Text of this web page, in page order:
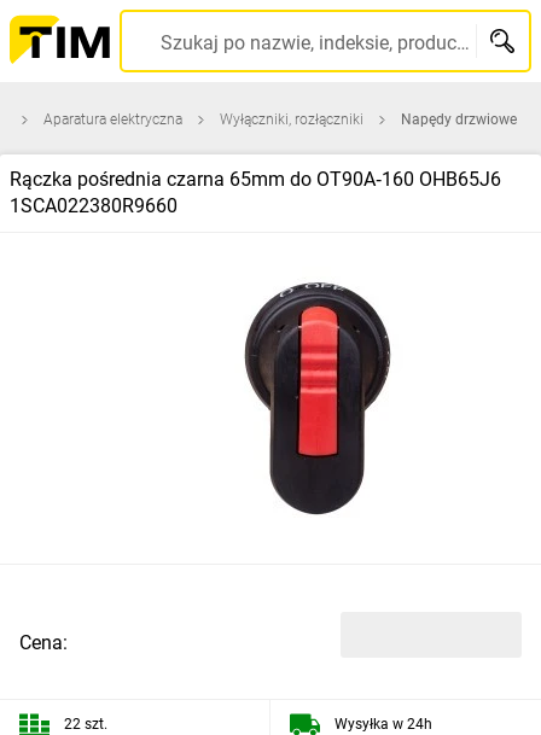
Szukaj po nazwie, indeksie, producencie, kodzie kreskowym...
Aparatura elektryczna Wyłączniki, rozłączniki Napędy drzwiowe
Rączka pośrednia czarna 65mm do OT90A‑160 OHB65J6
1SCA022380R9660
Cena:
22 szt. Wysyłka w 24h